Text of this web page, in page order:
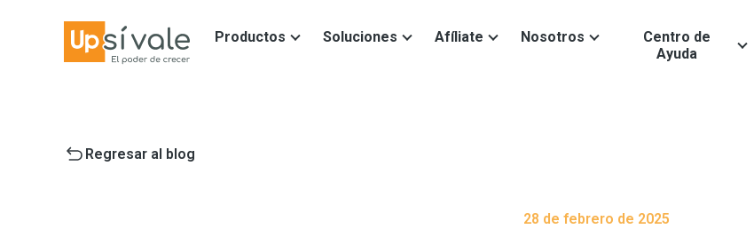
Productos Soluciones Afíliate Nosotros
Centro de
Ayuda
Regresar al blog
28 de febrero de 2025